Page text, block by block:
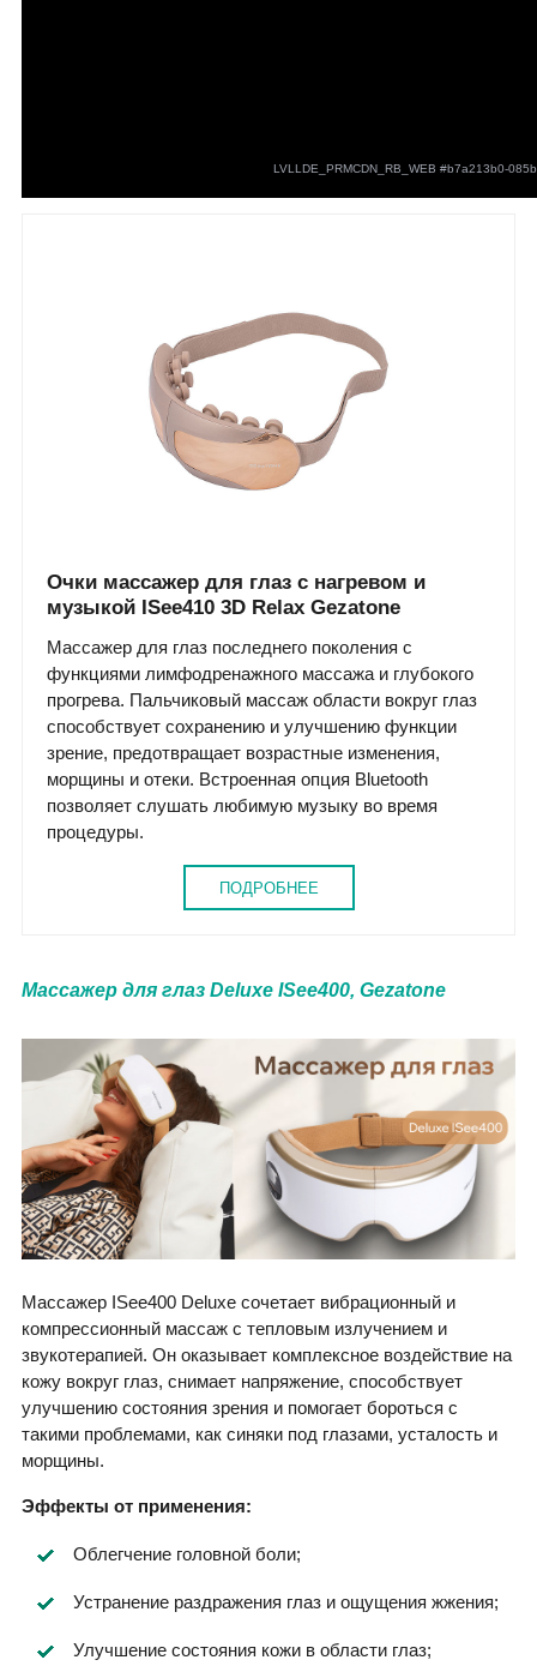
Очки массажер для глаз с нагревом и
музыкой ISee410 3D Relax Gezatone
Массажер для глаз последнего поколения с
функциями лимфодренажного массажа и глубокого
прогрева. Пальчиковый массаж области вокруг глаз
способствует сохранению и улучшению функции
зрение, предотвращает возрастные изменения,
морщины и отеки. Встроенная опция Bluetooth
позволяет слушать любимую музыку во время
процедуры.
ПОДРОБНЕЕ
Массажер для глаз Deluxe ISee400, Gezatone
Массажер ISee400 Deluxe сочетает вибрационный и
компрессионный массаж с тепловым излучением и
звукотерапией. Он оказывает комплексное воздействие на
кожу вокруг глаз, снимает напряжение, способствует
улучшению состояния зрения и помогает бороться с
такими проблемами, как синяки под глазами, усталость и
морщины.
Эффекты от применения:
Облегчение головной боли;
Устранение раздражения глаз и ощущения жжения;
Улучшение состояния кожи в области глаз;